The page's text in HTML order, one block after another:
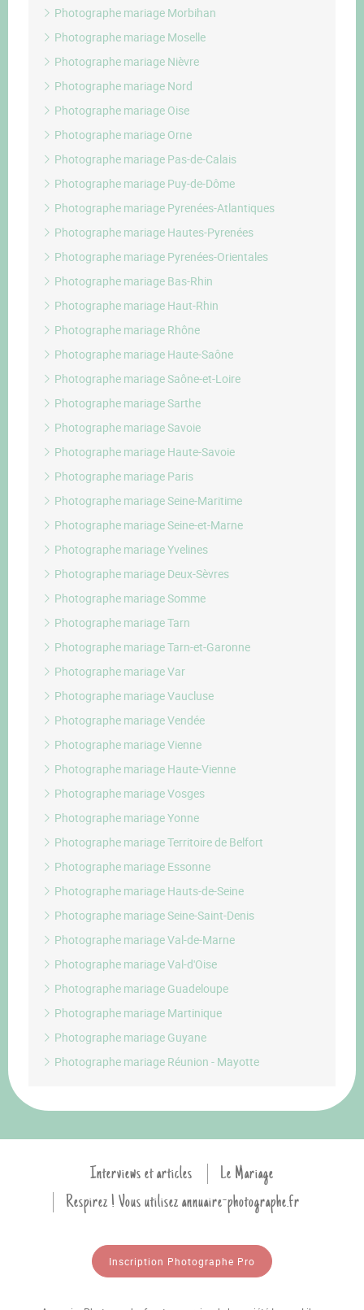
Photographe mariage Morbihan
Photographe mariage Moselle
Photographe mariage Nièvre
Photographe mariage Nord
Photographe mariage Oise
Photographe mariage Orne
Photographe mariage Pas-de-Calais
Photographe mariage Puy-de-Dôme
Photographe mariage Pyrenées-Atlantiques
Photographe mariage Hautes-Pyrenées
Photographe mariage Pyrenées-Orientales
Photographe mariage Bas-Rhin
Photographe mariage Haut-Rhin
Photographe mariage Rhône
Photographe mariage Haute-Saône
Photographe mariage Saône-et-Loire
Photographe mariage Sarthe
Photographe mariage Savoie
Photographe mariage Haute-Savoie
Photographe mariage Paris
Photographe mariage Seine-Maritime
Photographe mariage Seine-et-Marne
Photographe mariage Yvelines
Photographe mariage Deux-Sèvres
Photographe mariage Somme
Photographe mariage Tarn
Photographe mariage Tarn-et-Garonne
Photographe mariage Var
Photographe mariage Vaucluse
Photographe mariage Vendée
Photographe mariage Vienne
Photographe mariage Haute-Vienne
Photographe mariage Vosges
Photographe mariage Yonne
Photographe mariage Territoire de Belfort
Photographe mariage Essonne
Photographe mariage Hauts-de-Seine
Photographe mariage Seine-Saint-Denis
Photographe mariage Val-de-Marne
Photographe mariage Val-d'Oise
Photographe mariage Guadeloupe
Photographe mariage Martinique
Photographe mariage Guyane
Photographe mariage Réunion - Mayotte
Interviews et articles
Le Mariage
Respirez ! Vous utilisez annuaire-photographe.fr
Inscription Photographe Pro